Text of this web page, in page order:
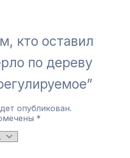
кто оставил
по дереву
опубликован.
*